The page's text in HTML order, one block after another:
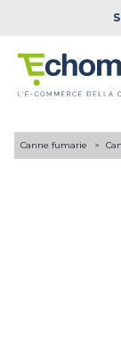
Canne fumarie